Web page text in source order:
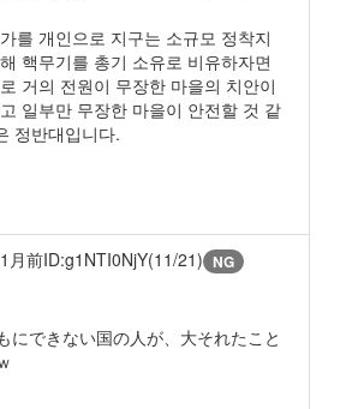
를 개인으로 지구는 소규모 정착지
핵무기를 총기 소유로 비유하자면
거의 전원이 무장한 마을의 치안이
일부만 무장한 마을이 안전할 것 같
정반대입니다.
1月前ID:g1NTI0NjY(11/21) NG
にできない国の人が、大それたこと